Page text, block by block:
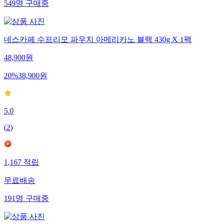
549명구매중
네스카페 수프리모 파우치 아메리카노 블랙 430g X 1팩
48,900원
20%38,900원
5.0
(2)
1,167적립
무료배송
191명구매중